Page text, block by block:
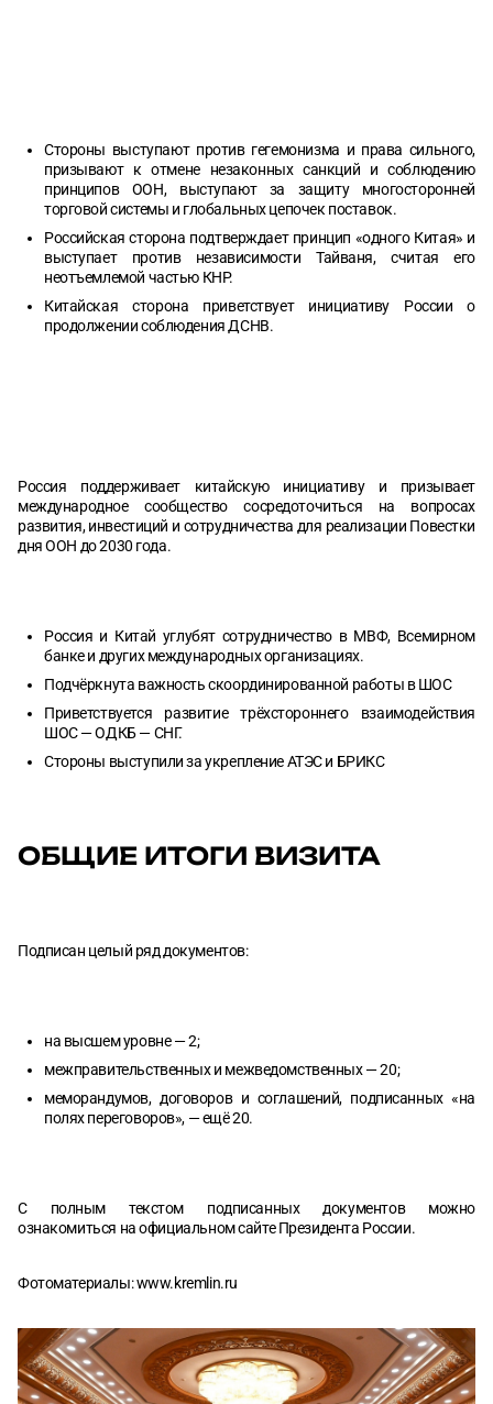
Стороны выступают против гегемонизма и права сильного,
призывают к отмене незаконных санкций и соблюдению
принципов ООН, выступают за защиту многосторонней
торговой системы и глобальных цепочек поставок.
Российская сторона подтверждает принцип «одного Китая» и
выступает против независимости Тайваня, считая его
неотъемлемой частью КНР.
Китайская сторона приветствует инициативу России о
продолжении соблюдения ДСНВ.
Россия поддерживает китайскую инициативу и призывает
международное сообщество сосредоточиться на вопросах
развития, инвестиций и сотрудничества для реализации Повестки
дня ООН до 2030 года.
Россия и Китай углубят сотрудничество в МВФ, Всемирном
банке и других международных организациях.
Подчёркнута важность скоординированной работы в ШОС
Приветствуется развитие трёхстороннего взаимодействия
ШОС — ОДКБ — СНГ.
Стороны выступили за укрепление АТЭС и БРИКС
ОБЩИЕ ИТОГИ ВИЗИТА
Подписан целый ряд документов:
на высшем уровне — 2;
межправительственных и межведомственных — 20;
меморандумов, договоров и соглашений, подписанных «на
полях переговоров», — ещё 20.
С полным текстом подписанных документов можно
ознакомиться на официальном сайте Президента России.
Фотоматериалы:www.kremlin.ru